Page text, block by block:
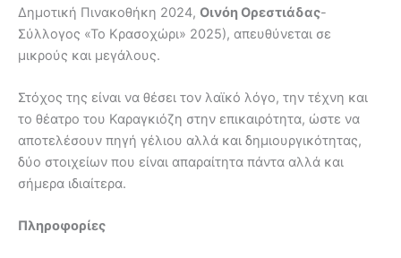
Δημοτική Πινακοθήκη 2024, Οινόη Ορεστιάδας-
Σύλλογος «Το Κρασοχώρι» 2025), απευθύνεται σε
μικρούς και μεγάλους.
Στόχος της είναι να θέσει τον λαϊκό λόγο, την τέχνη και
το θέατρο του Καραγκιόζη στην επικαιρότητα, ώστε να
αποτελέσουν πηγή γέλιου αλλά και δημιουργικότητας,
δύο στοιχείων που είναι απαραίτητα πάντα αλλά και
σήμερα ιδιαίτερα.
Πληροφορίες